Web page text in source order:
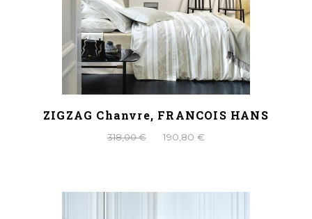
ZIGZAG Chanvre, FRANCOIS HANS
318,00 € 190,80 €